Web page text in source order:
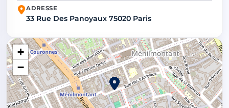
ADRESSE
33 Rue Des Panoyaux 75020 Paris
+
−